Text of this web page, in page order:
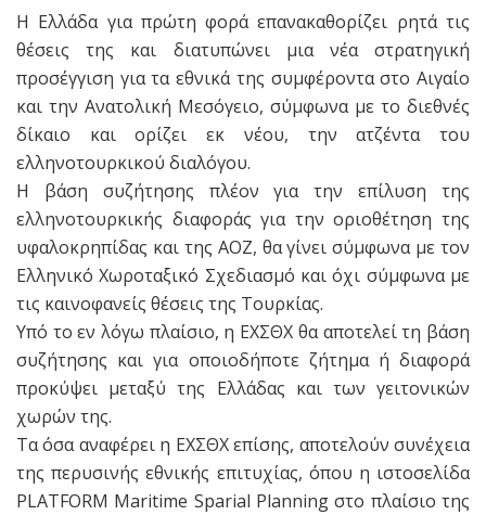
Η Ελλάδα για πρώτη φορά επανακαθορίζει ρητά τις
θέσεις της και διατυπώνει μια νέα στρατηγική
προσέγγιση για τα εθνικά της συμφέροντα στο Αιγαίο
και την Ανατολική Μεσόγειο, σύμφωνα με το διεθνές
δίκαιο και ορίζει εκ νέου, την ατζέντα του
ελληνοτουρκικού διαλόγου.
Η βάση συζήτησης πλέον για την επίλυση της
ελληνοτουρκικής διαφοράς για την οριοθέτηση της
υφαλοκρηπίδας και της ΑΟΖ, θα γίνει σύμφωνα με τον
Ελληνικό Χωροταξικό Σχεδιασμό και όχι σύμφωνα με
τις καινοφανείς θέσεις της Τουρκίας.
Υπό το εν λόγω πλαίσιο, η ΕΧΣΘΧ θα αποτελεί τη βάση
συζήτησης και για οποιοδήποτε ζήτημα ή διαφορά
προκύψει μεταξύ της Ελλάδας και των γειτονικών
χωρών της.
Τα όσα αναφέρει η ΕΧΣΘΧ επίσης, αποτελούν συνέχεια
της περυσινής εθνικής επιτυχίας, όπου η ιστοσελίδα
PLATFORM Maritime Sparial Planning στο πλαίσιο της